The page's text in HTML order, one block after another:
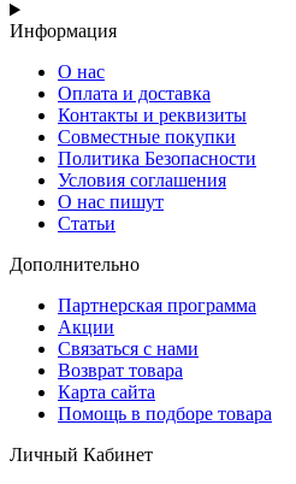
Информация
О нас
Оплата и доставка
Контакты и реквизиты
Совместные покупки
Политика Безопасности
Условия соглашения
О нас пишут
Статьи
Дополнительно
Партнерская программа
Акции
Связаться с нами
Возврат товара
Карта сайта
Помощь в подборе товара
Личный Кабинет